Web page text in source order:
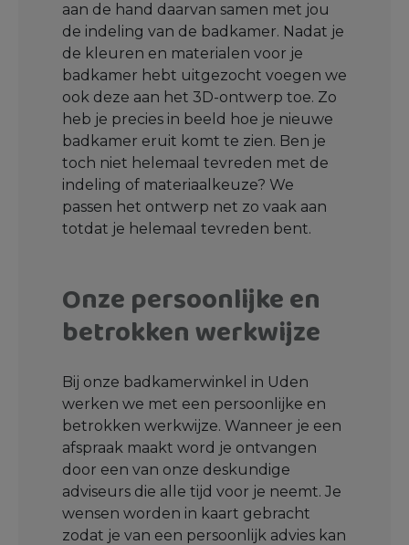
aan de hand daarvan samen met jou
de indeling van de badkamer. Nadat je
de kleuren en materialen voor je
badkamer hebt uitgezocht voegen we
ook deze aan het 3D-ontwerp toe. Zo
heb je precies in beeld hoe je nieuwe
badkamer eruit komt te zien. Ben je
toch niet helemaal tevreden met de
indeling of materiaalkeuze? We
passen het ontwerp net zo vaak aan
totdat je helemaal tevreden bent.
Onze persoonlijke en
betrokken werkwijze
Bij onze badkamerwinkel in Uden
werken we met een persoonlijke en
betrokken werkwijze. Wanneer je een
afspraak maakt word je ontvangen
door een van onze deskundige
adviseurs die alle tijd voor je neemt. Je
wensen worden in kaart gebracht
zodat je van een persoonlijk advies kan